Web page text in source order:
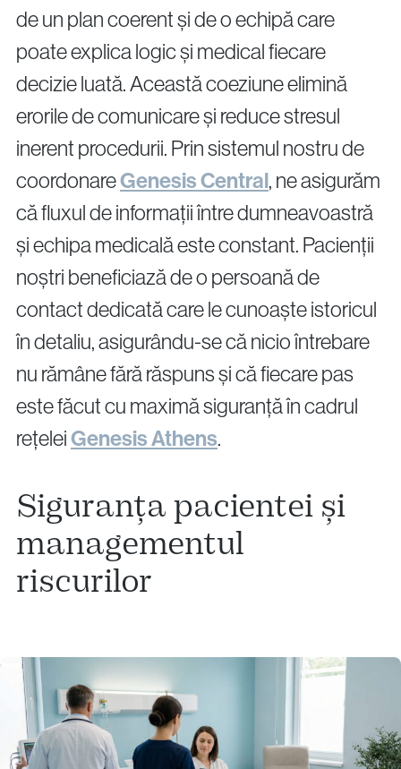
de un plan coerent și de o echipă care
poate explica logic și medical fiecare
decizie luată. Această coeziune elimină
erorile de comunicare și reduce stresul
inerent procedurii. Prin sistemul nostru de
coordonareGenesis Central, ne asigurăm
că fluxul de informații între dumneavoastră
și echipa medicală este constant. Pacienții
noștri beneficiază de o persoană de
contact dedicată care le cunoaște istoricul
în detaliu, asigurându-se că nicio întrebare
nu rămâne fără răspuns și că fiecare pas
este făcut cu maximă siguranță în cadrul
rețeleiGenesis Athens.
Siguranța pacientei și
managementul
riscurilor